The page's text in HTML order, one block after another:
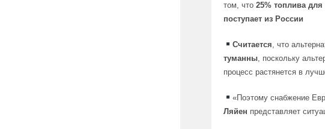
том, что 25% топлива
поступает из России
Считается, что
туманны, поскольку
процесс растянется в
«Поэтому снабжение
Ляйен представляет